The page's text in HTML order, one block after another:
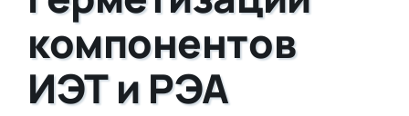
компонентов
ИЭТ и РЭА